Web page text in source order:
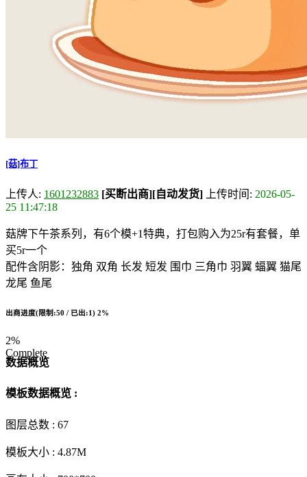
[菇]布丁
上传人: 1601232883 [买断出商][自动发货] 上传时间: 2026-05-
25 11:47:18
菇牌下午茶系列，有6个模+1特典，打包购入为25r有套餐，单
买5r一个
配件含阴影：独角 双角 长发 短发 围巾 三角巾 羽翼 蝠翼 猫尾
龙尾 鱼尾
出商进度(限制:50 / 已出:1) 2%
2%
Complete
数据概览
模板数据概览 :
图层总数 : 67
模板大小 : 4.87M